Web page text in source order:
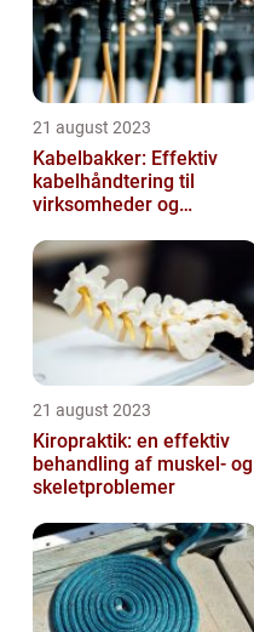
21 august 2023
Kabelbakker: Effektiv
kabelhåndtering til
virksomheder og
21 august 2023
Kiropraktik: en effektiv
behandling af muskel- og
skeletproblemer